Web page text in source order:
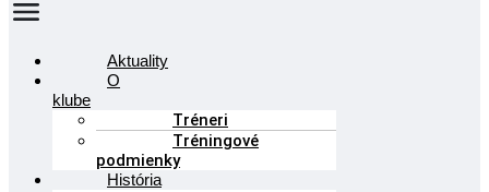
Aktuality
O
klube
Tréneri
Tréningové
podmienky
História